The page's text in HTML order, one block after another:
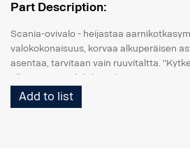
Part Description:
Scania-ovivalo - heijastaa
valokokonaisuus, korvaa alkuperäisen
asentaa, tarvitaan vain ruuvitaltta.
alkuperäiseen johdinsarjaan.
Huomaa. Sopii vain kuorma-autoihin,
Add to list